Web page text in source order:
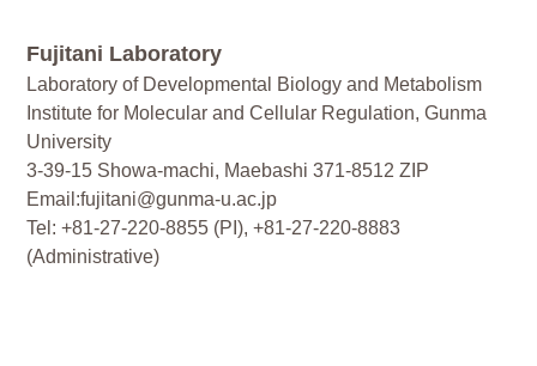
Fujitani Laboratory
Laboratory of Developmental Biology and Metabolism
Institute for Molecular and Cellular Regulation, Gunma
University
3-39-15 Showa-machi, Maebashi 371-8512 ZIP
Email:fujitani@gunma-u.ac.jp
Tel: +81-27-220-8855 (PI), +81-27-220-8883
(Administrative)